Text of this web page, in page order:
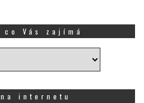
Vás zajímá
internetu